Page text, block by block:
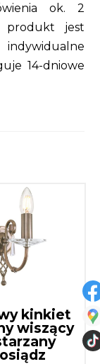
ok. 2
jest
14-dniowe
kinkiet
wiszący